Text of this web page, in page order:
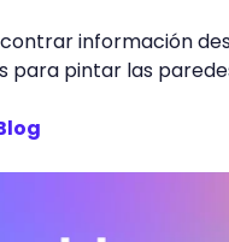
información
para pintar las